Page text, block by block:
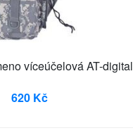
víceúčelová AT-digital
620 Kč